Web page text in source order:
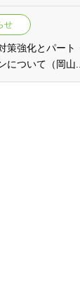
せ
策強化とパート
ついて（岡山